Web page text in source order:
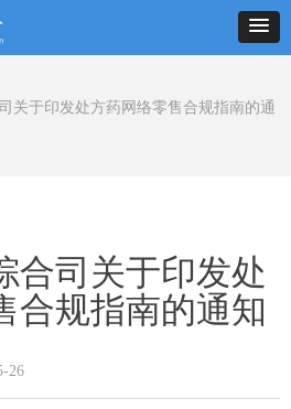
合司关于印发处
合规指南的通知
26
关于印发处方药网络零售合规指南的通